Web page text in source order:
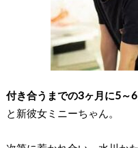
付き合うまでの3ヶ月に5～
と新彼女ミニーちゃん。